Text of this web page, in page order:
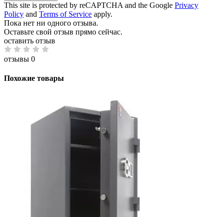
This site is protected by reCAPTCHA and the Google Privacy
Policy and Terms of Service apply.
Пока нет ни одного отзыва.
Оставьте свой отзыв прямо сейчас.
оставить отзыв
отзывы 0
Похожие товары